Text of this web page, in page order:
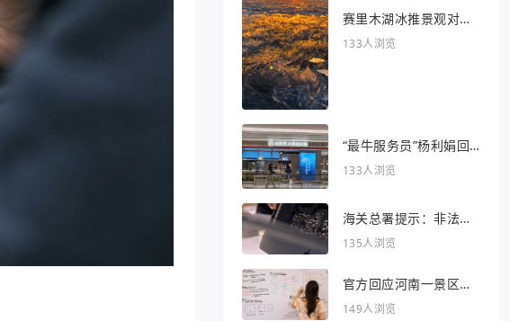
赛里木湖冰推景观对我
眼睛很好
133人浏览
“最牛服务员”杨利娟回
归海底捞
133人浏览
海关总署提示：非法引
入异宠将被处罚
135人浏览
官方回应河南一景区推
出虎景房
149人浏览